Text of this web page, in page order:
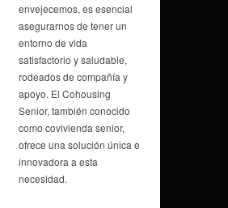
envejecemos, es esencial
asegurarnos de tener un
entorno de vida
satisfactorio y saludable,
rodeados de compañía y
apoyo. El Cohousing
Senior, también conocido
como covivienda senior,
ofrece una solución única e
innovadora a esta
necesidad.